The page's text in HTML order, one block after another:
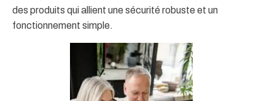
des produits qui allient une sécurité robuste et un
fonctionnement simple.